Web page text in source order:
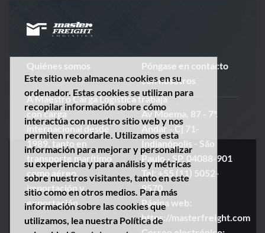
Este sitio web almacena cookies en su
ordenador. Estas cookies se utilizan para
recopilar información sobre cómo
interactúa con nuestro sitio web y nos
permiten recordarle. Utilizamos esta
información para mejorar y personalizar
su experiencia y para análisis y métricas
sobre nuestros visitantes, tanto en este
sitio como en otros medios. Para más
información sobre las cookies que
utilizamos, lea nuestra Política de
Quiénes somos
AMaestro CargaLogísticatrabaja
con carga
internacional desde
1989, tanto en
transporte marítimo
como aéreo,
importación y
exportación.
Póngase en contacto
con nosotros
Av Moema, 87 - 7º.
Andar - Cj 71-
Indianópolis - São
Paulo - SP, 04088-901
Tel: +55 (11) 5052-
9570
Página web:
https://masterfreight.com